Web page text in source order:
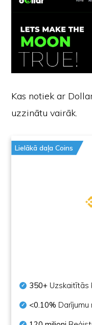
Kas notiek ar
uzzinātu vairāk.
Lielākā daļa Coins
350+ Uzskaitītās
<0.10% Darījumu